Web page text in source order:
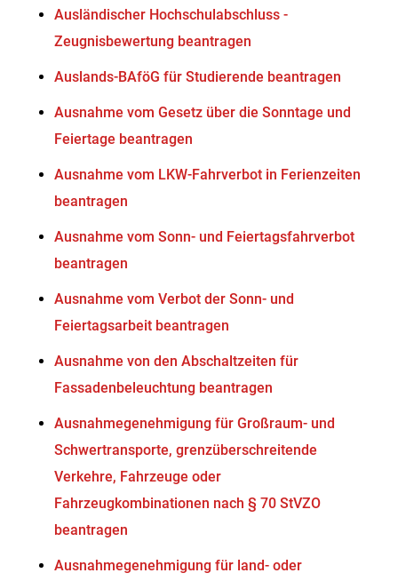
Ausländischer Hochschulabschluss -
Zeugnisbewertung beantragen
Auslands-BAföG für Studierende beantragen
Ausnahme vom Gesetz über die Sonntage und
Feiertage beantragen
Ausnahme vom LKW-Fahrverbot in Ferienzeiten
beantragen
Ausnahme vom Sonn- und Feiertagsfahrverbot
beantragen
Ausnahme vom Verbot der Sonn- und
Feiertagsarbeit beantragen
Ausnahme von den Abschaltzeiten für
Fassadenbeleuchtung beantragen
Ausnahmegenehmigung für Großraum- und
Schwertransporte, grenzüberschreitende
Verkehre, Fahrzeuge oder
Fahrzeugkombinationen nach § 70 StVZO
beantragen
Ausnahmegenehmigung für land- oder